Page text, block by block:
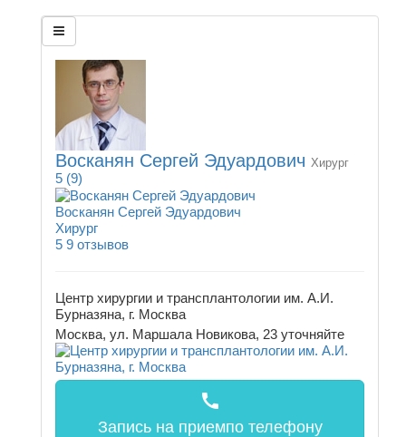
Восканян Сергей Эдуардович Хирург
5 (9)
Восканян Сергей Эдуардович
Хирург
5 9 отзывов
Центр хирургии и трансплантологии им. А.И.
Бурназяна, г. Москва
Москва, ул. Маршала Новикова, 23 уточняйте
call
Запись на приемпо телефону